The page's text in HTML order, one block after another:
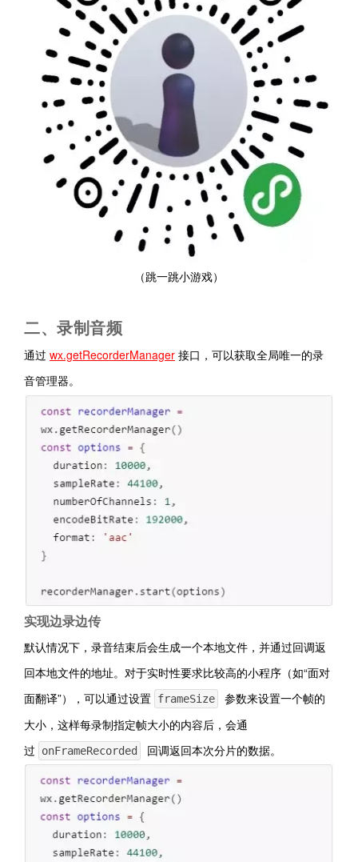
（跳一跳小游戏）
二、录制音频
通过 wx.getRecorderManager 接口，可以获取全局唯一的录
音管理器。
实现边录边传
默认情况下，录音结束后会生成一个本地文件，并通过回调返
回本地文件的地址。对于实时性要求比较高的小程序（如“面对
面翻译”），可以通过设置 frameSize
参数来设置一个帧的
大小，这样每录制指定帧大小的内容后，会通
过
onFrameRecorded 回调返回本次分片的数据。